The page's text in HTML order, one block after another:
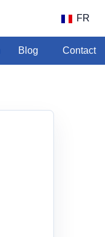
FR
Blog Contact